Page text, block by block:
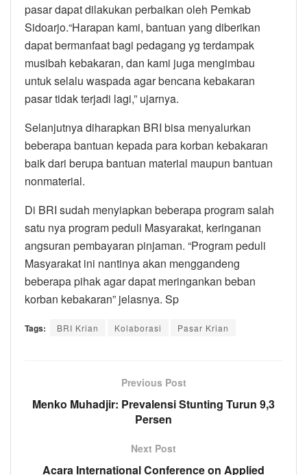
pasar dapat dilakukan perbaikan oleh Pemkab
Sidoarjo.“Harapan kami, bantuan yang diberikan
dapat bermanfaat bagi pedagang yg terdampak
musibah kebakaran, dan kami juga mengimbau
untuk selalu waspada agar bencana kebakaran
pasar tidak terjadi lagi,” ujarnya.
Selanjutnya diharapkan BRI bisa menyalurkan
beberapa bantuan kepada para korban kebakaran
baik dari berupa bantuan material maupun bantuan
nonmaterial.
Di BRI sudah menyiapkan beberapa program salah
satu nya program peduli Masyarakat, keringanan
angsuran pembayaran pinjaman. “Program peduli
Masyarakat ini nantinya akan menggandeng
beberapa pihak agar dapat meringankan beban
korban kebakaran” jelasnya. Sp
Tags: BRI Krian Kolaborasi Pasar Krian
Previous Post
Menko Muhadjir: Prevalensi Stunting Turun 9,3
Persen
Next Post
Acara International Conference on Applied